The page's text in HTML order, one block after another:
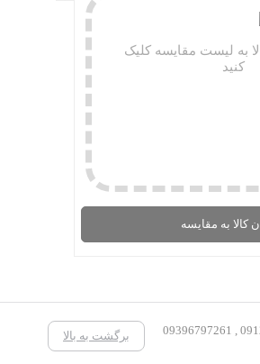
به لیست مقایسه کلیک
کنید
کالا به مقایسه
برگشت به بالا